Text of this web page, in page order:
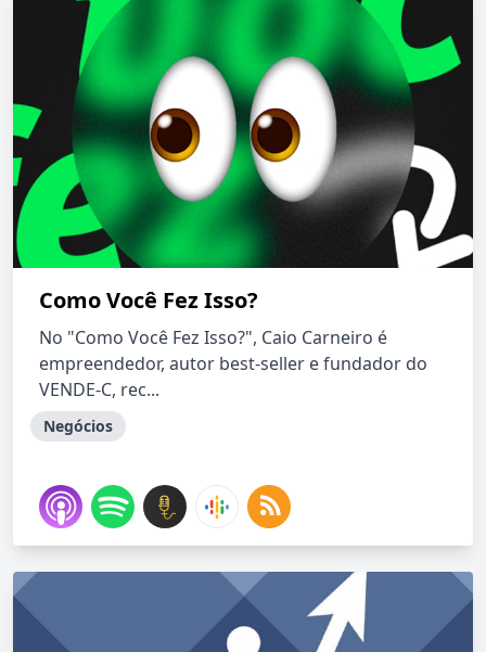
Como Você Fez Isso?
No "Como Você Fez Isso?", Caio Carneiro é
empreendedor, autor best-seller e fundador do
VENDE-C, rec...
Negócios